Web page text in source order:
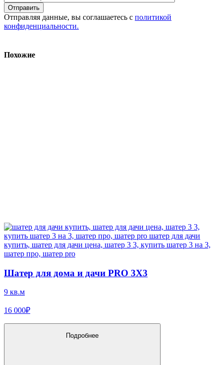
Отправляя данные, вы соглашаетесь с политикой
конфиденциальности.
Похожие
Шатер для дома и дачи PRO 3X3
9 кв.м
16 000₽
Подробнее